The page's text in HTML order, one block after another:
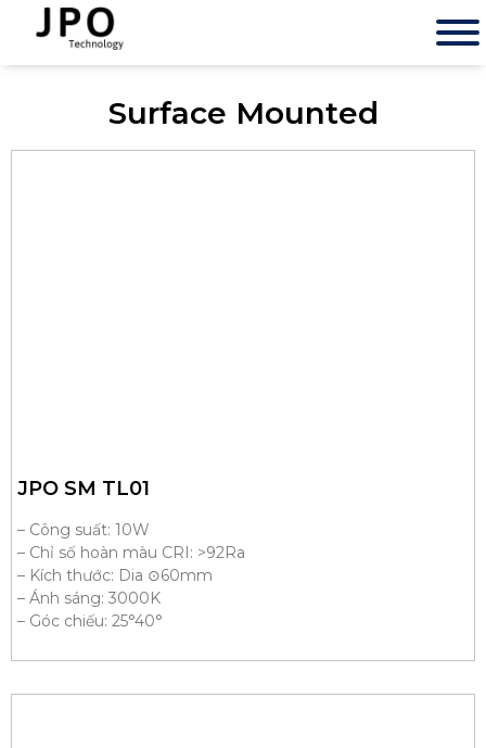
Surface Mounted
JPO SM TL01
– Công suất: 10W
– Chỉ số hoàn màu CRI: >92Ra
– Kích thước: Dia ⊙60mm
– Ánh sáng: 3000K
– Góc chiếu: 25°40°